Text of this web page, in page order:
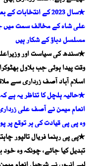
٭سال 2023 کے
علی شاہ کے مخالف سمت
مسلسل دباؤ کے شکار ہیں
٭سندھ کی سیاست اور
وقت پیدا ہوئی جب بلاول
اسلام آباد آصف زرداری سے
٭حالیہ ہلچل کا تناظر یہ ہے
انعام میمن نے آصف علی زرداری
وہ پی پی قیادت کی ہر توقع پر
٭پی پی رہنما فریال تالپور
تبدیل کیا جائے، چونکہ وہ